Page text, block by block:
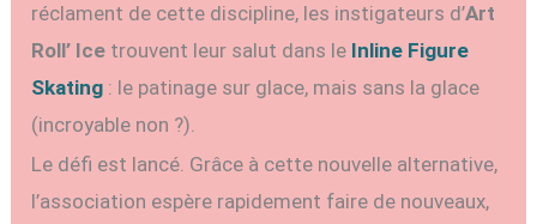
réclament de cette discipline, les instigateurs d’Art
Roll’ Ice trouvent leur salut dans le Inline Figure
Skating : le patinage sur glace, mais sans la glace
(incroyable non ?).
Le défi est lancé. Grâce à cette nouvelle alternative,
l’association espère rapidement faire de nouveaux,